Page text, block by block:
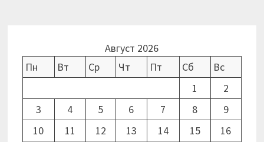
Август 2026
Пн
Вт Ср Чт Пт Сб
Вс
1
2
3
4 5 6 7 8
9
10
11 12 13 14 15
16